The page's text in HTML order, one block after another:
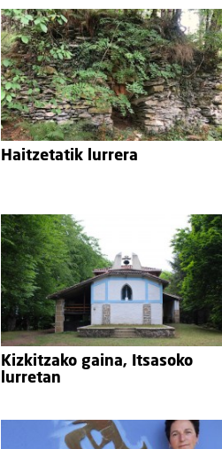
Haitzetatik lurrera
Kizkitzako gaina, Itsasoko
lurretan